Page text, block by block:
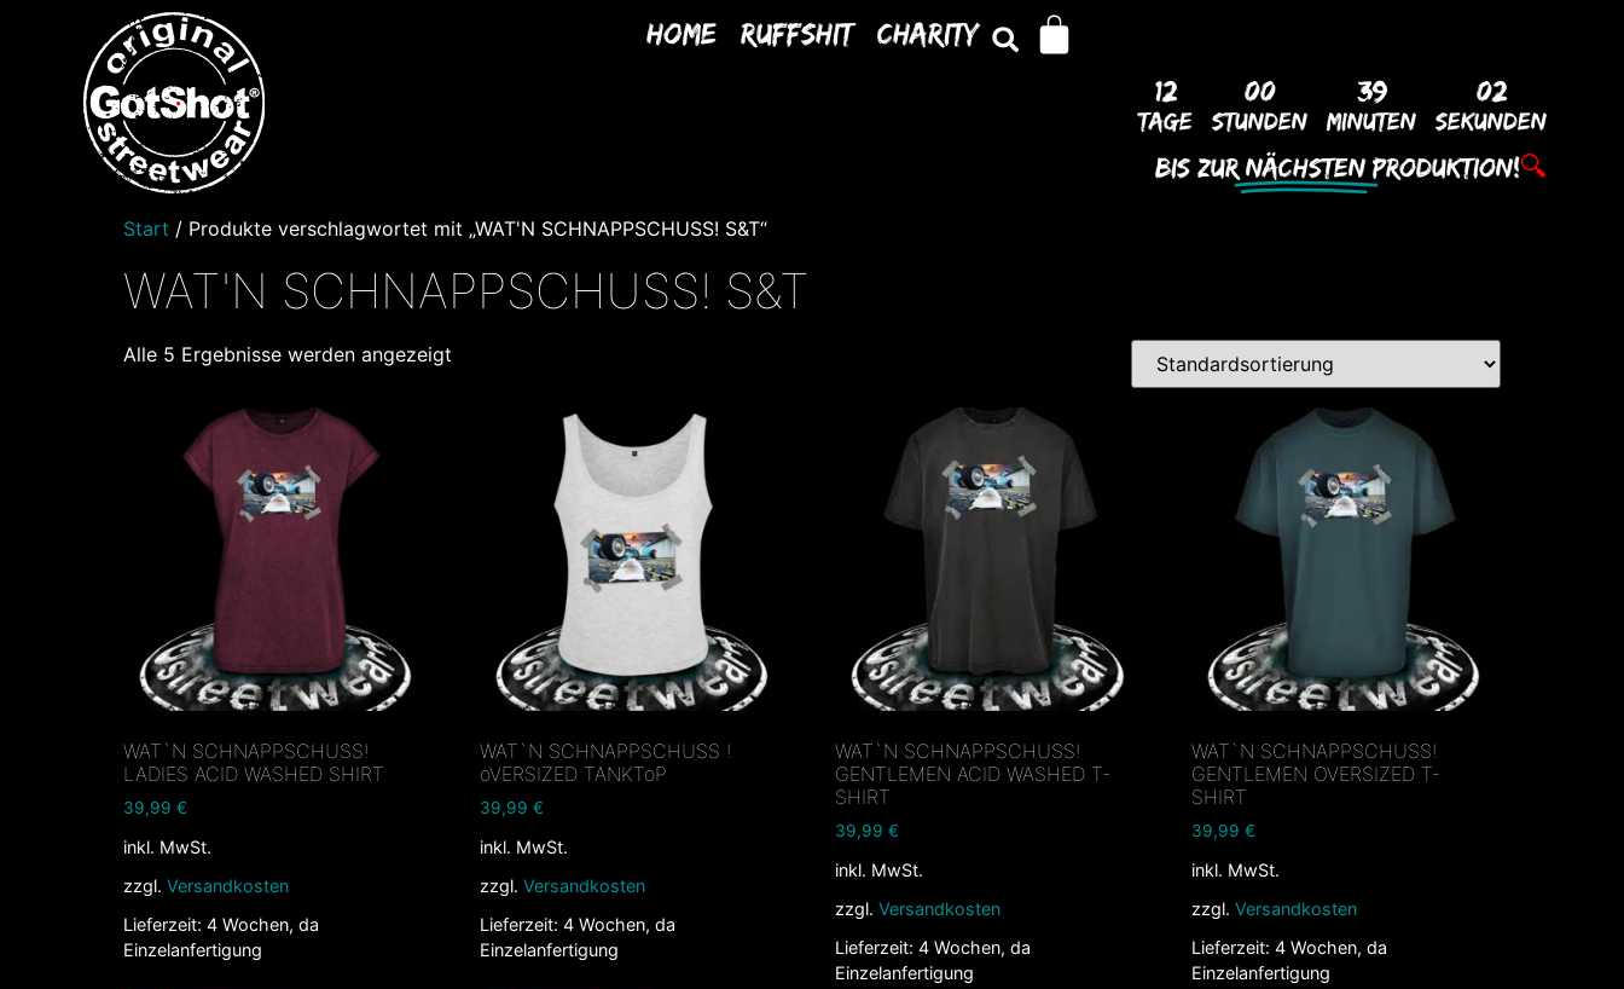
Home Ruffshit
Charity
12
Tage
00
Stunden
39
Minuten
02
Sekunden
Bis ZurNächsten Produktion!🔍
Start / Produkte verschlagwortet mit „WAT'N SCHNAPPSCHUSS! S&T“
WAT'N SCHNAPPSCHUSS! S&T
Alle 5 Ergebnisse werden angezeigt
WAT`N SCHNAPPSCHUSS!
LADIES ACID WASHED SHIRT
39,99 €
inkl. MwSt.
zzgl. Versandkosten
Lieferzeit: 4 Wochen, da
Einzelanfertigung
WAT`N SCHNAPPSCHUSS !
oVERSIZED TANKToP
39,99 €
inkl. MwSt.
zzgl. Versandkosten
Lieferzeit: 4 Wochen, da
Einzelanfertigung
WAT`N SCHNAPPSCHUSS!
GENTLEMEN ACID WASHED T-
SHIRT
39,99€
inkl. MwSt.
zzgl.Versandkosten
Lieferzeit:4 Wochen, da
Einzelanfertigung
WAT`N SCHNAPPSCHUSS!
GENTLEMEN OVERSIZED T-
SHIRT
39,99€
inkl. MwSt.
zzgl.Versandkosten
Lieferzeit:4 Wochen, da
Einzelanfertigung